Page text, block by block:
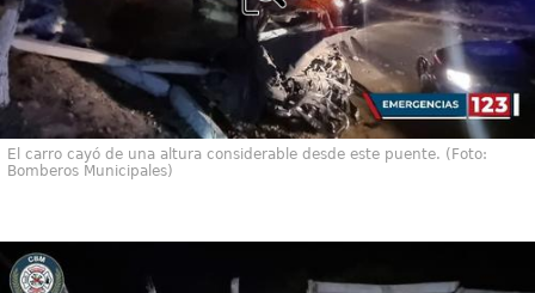
El carro cayó de una altura considerable desde este puente. (Foto:
Bomberos Municipales)